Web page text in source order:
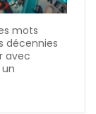
mots
décennies
avec